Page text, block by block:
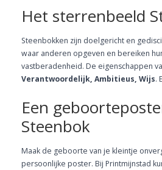
Het sterrenbeeld
Steenbokken zijn doelgericht en
waar anderen opgeven en bereiken
vastberadenheid. De eigenschappen
Verantwoordelijk, Ambitieus, Wijs.
Een
Steenbok
Maak de geboorte van je kleintje
persoonlijke poster. Bij Printmijnstad